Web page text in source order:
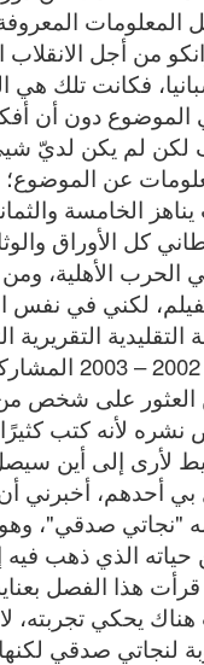
المعلومات
من أجل
فكانت تلك هي
دون أن
لكن لم يكن لديّ
عن
الخامسة
كل الأوراق
الأهلية،
لكني في نفس
التقريرية
عن قصص شخصية، وكان
أنه لابد من العثور
لأنه كتب
لأرى إلى أين
بي أحدهم، أخبرني
"نجاتي صدقي"،
حياته الذي ذهب
هذا الفصل
يحكي تجربته، لا
لنجاتي صدقي